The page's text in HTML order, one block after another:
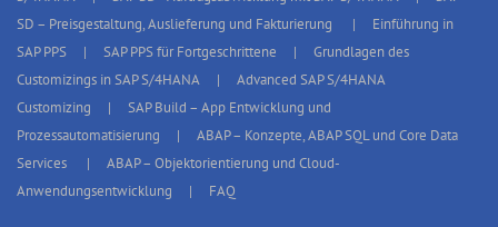
SD – Preisgestaltung, Auslieferung und Fakturierung
Einführung in
SAP PPS
SAP PPS für Fortgeschrittene
Grundlagen des
Customizings in SAP S/4HANA
Advanced SAP S/4HANA
Customizing
SAP Build – App Entwicklung und
Prozessautomatisierung
ABAP – Konzepte, ABAP SQL und Core Data
Services
ABAP – Objektorientierung und Cloud-
Anwendungsentwicklung
FAQ